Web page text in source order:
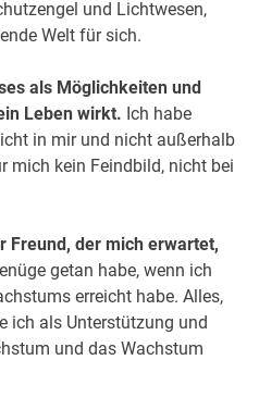
und Lichtwesen,
Welt für sich.
als Möglichkeiten und
Leben wirkt. Ich habe
in mir und nicht außerhalb
mich kein Feindbild, nicht bei
Freund, der mich erwartet,
getan habe, wenn ich
erreicht habe. Alles,
ich als Unterstützung und
und das Wachstum